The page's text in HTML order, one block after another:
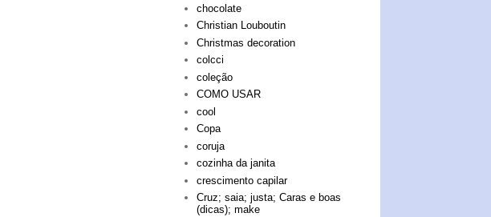
chocolate
Christian Louboutin
Christmas decoration
colcci
coleção
COMO USAR
cool
Copa
coruja
cozinha da janita
crescimento capilar
Cruz; saia; justa; Caras e boas
(dicas); make